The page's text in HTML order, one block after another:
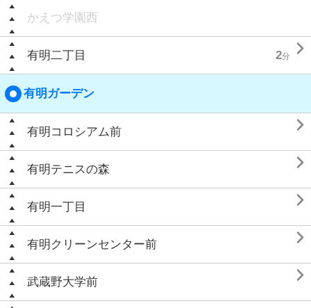
かえつ学園西
有明二丁目 2分 
有明ガーデン
有明コロシアム前 
有明テニスの森 
有明一丁目 
有明クリーンセンター前 
武蔵野大学前 